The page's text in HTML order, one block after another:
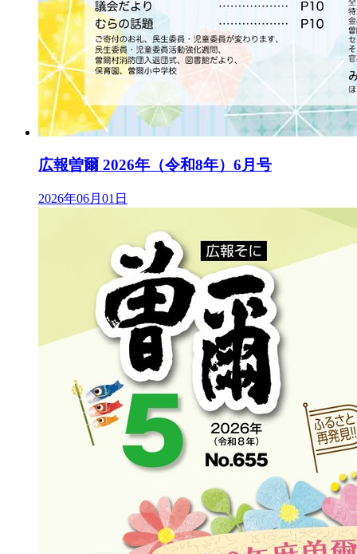
広報曽爾 2026年（令和8年）6月号
2026年06月01日